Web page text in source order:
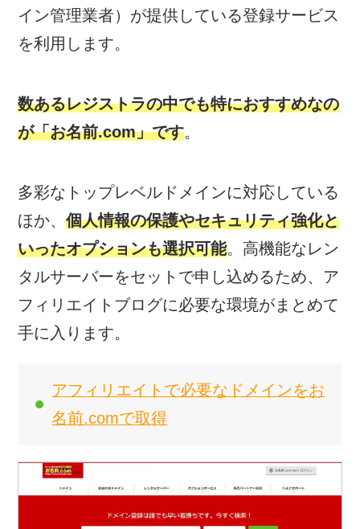
イン管理業者）が提供している登録サービス
を利用します。
数あるレジストラの中でも特におすすめなの
が「お名前.com」です。
多彩なトップレベルドメインに対応している
ほか、個人情報の保護やセキュリティ強化と
いったオプションも選択可能。高機能なレン
タルサーバーをセットで申し込めるため、ア
フィリエイトブログに必要な環境がまとめて
手に入ります。
アフィリエイトで必要なドメインをお
名前.comで取得